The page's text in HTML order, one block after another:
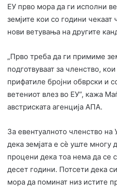
ЕУ прво мора да ги исполни
земјите кои со години
нови ветувања на другите
„Прво треба да ги примиме
подготвуваат за членство,
прифатиле бројни обврски и
ветениот влез во ЕУ“, кажа
австриската агенција АПА.
За евентуалното членство
дека земјата е сè уште многу
процени дека тоа нема да се
десет години. Потсети дека
мора да поминат низ истите